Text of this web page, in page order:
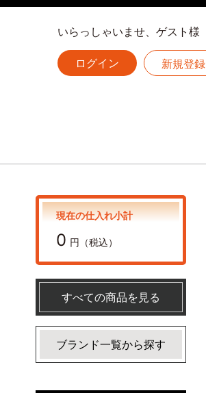
いらっしゃいませ、ゲスト様
ログイン 新規登録
現在の仕入れ小計
0 円（税込）
すべての商品を見る
ブランド一覧から探す